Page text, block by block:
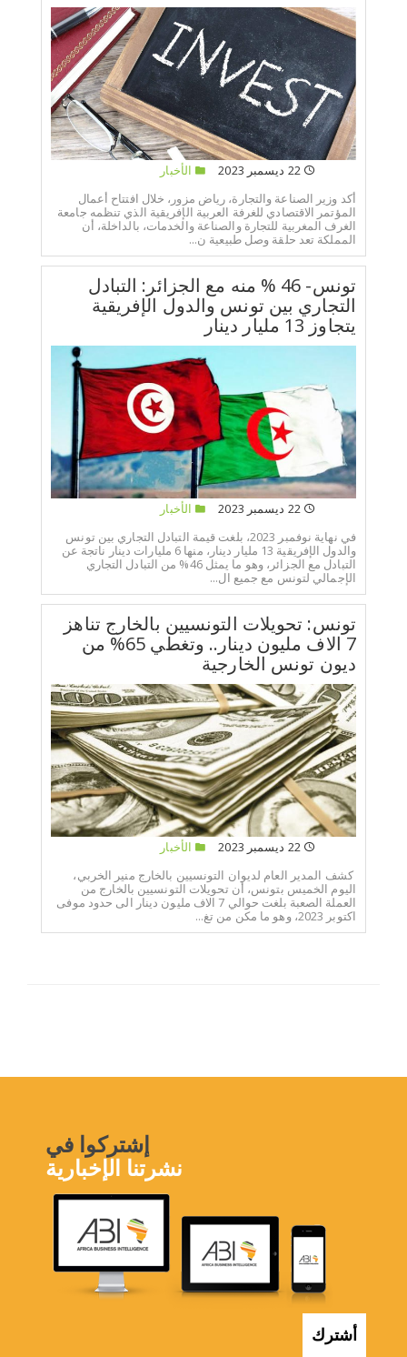
22 ديسمبر 2023
الأخبار
أكد وزير الصناعة والتجارة، رياض مزور، خلال افتتاح أعمال
المؤتمر الاقتصادي للغرفة العربية الإفريقية الذي تنظمه جامعة
الغرف المغربية للتجارة والصناعة والخدمات، بالداخلة، أن
المملكة تعد حلقة وصل طبيعية ن...
تونس- 46 % منه مع الجزائر: التبادل
التجاري بين تونس والدول الإفريقية
يتجاوز 13 مليار دينار
22 ديسمبر 2023
الأخبار
في نهاية نوفمبر 2023، بلغت قيمة التبادل التجاري بين تونس
والدول الإفريقية 13 مليار دينار، منها 6 مليارات دينار ناتجة عن
التبادل مع الجزائر، وهو ما يمثل 46% من التبادل التجاري
الإجمالي لتونس مع جميع ال...
تونس: تحويلات التونسيين بالخارج تناهز
7 الاف مليون دينار.. وتغطي 65% من
ديون تونس الخارجية
22 ديسمبر 2023
الأخبار
كشف المدير العام لديوان التونسيين بالخارج منير الخربي،
اليوم الخميس بتونس، أن تحويلات التونسيين بالخارج من
العملة الصعبة بلغت حوالي 7 الاف مليون دينار الى حدود موفى
اكتوبر 2023، وهو ما مكن من تغ...
إشتركوا في
نشرتنا الإخبارية
أشترك